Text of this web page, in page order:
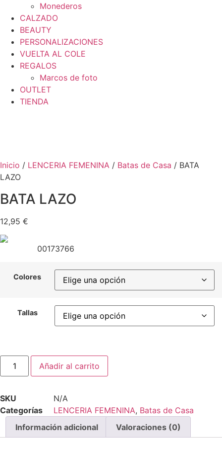
Monederos
CALZADO
BEAUTY
PERSONALIZACIONES
VUELTA AL COLE
REGALOS
Marcos de foto
OUTLET
TIENDA
Inicio / LENCERIA FEMENINA / Batas de Casa / BATA
LAZO
BATA LAZO
12,95 €
00173766
Colores
Tallas
BATA
LAZO
cantidad
Añadir al carrito
SKU
N/A
Categorías
LENCERIA FEMENINA, Batas de Casa
Información adicional
Valoraciones (0)